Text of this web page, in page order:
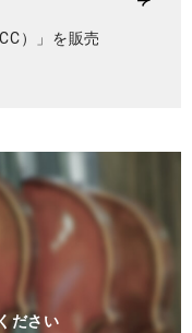
）」を販売
ださい